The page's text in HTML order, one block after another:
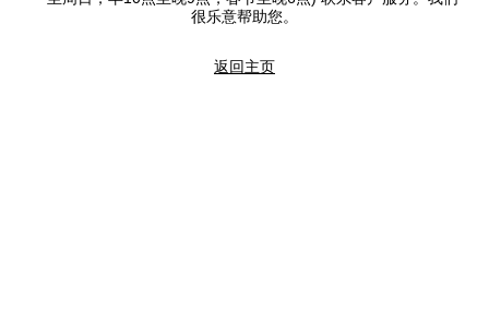
很乐意帮助您。
返回主页